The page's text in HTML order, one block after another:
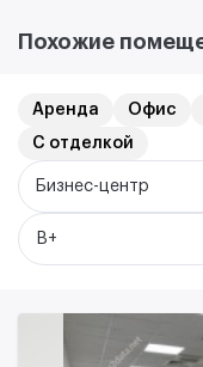
Похожие
Аренда Офис
С отделкой
Бизнес-центр
B+